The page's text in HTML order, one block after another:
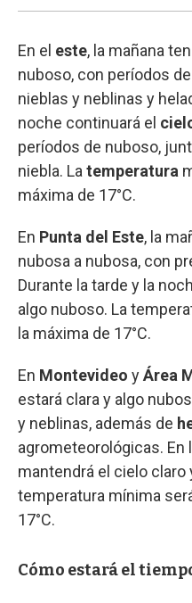
En el este, la mañana
nuboso, con períodos
nieblas y neblinas y
noche continuará el
períodos de nuboso,
niebla. Latemperatura
máxima de 17°C.
En Punta del Este, la
nubosa a nubosa, con
Durante la tarde y la
algo nuboso. La
la máxima de 17°C.
En Montevideo yÁrea
estará clara y algo
y neblinas, además de
agrometeorológicas. En
mantendrá el cielo claro
temperatura mínima
17°C.
Cómo estará el